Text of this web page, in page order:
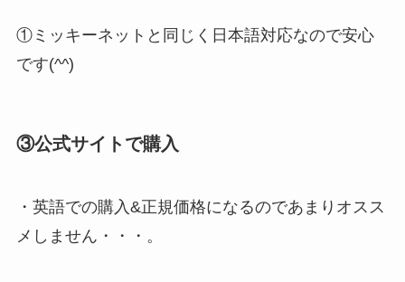
①ミッキーネットと同じく日本語対応なので安心
です(^^)
③公式サイトで購入
・英語での購入&正規価格になるのであまりオスス
メしません・・・。